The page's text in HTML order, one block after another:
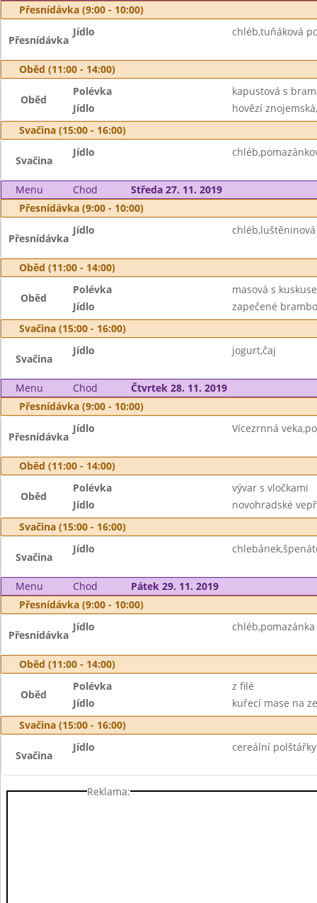
Přesnídávka (9:00 - 10:00)
Přesnídávka
Jídlo chléb,tuňáková
Oběd (11:00 - 14:00)
Oběd
Polévka
kapustová s
Jídlo
hovězí
Svačina (15:00 - 16:00)
Svačina
Jídlo
Menu Chod
Středa 27. 11. 2019
Přesnídávka (9:00 - 10:00)
Přesnídávka
Jídlo
Oběd (11:00 - 14:00)
Oběd
Polévka
masová s
Jídlo
zapečené
Svačina (15:00 - 16:00)
Svačina
Jídlo jogurt,čaj
Menu Chod
Čtvrtek 28. 11. 2019
Přesnídávka (9:00 - 10:00)
Přesnídávka
Jídlo Vícezrnná
Oběd (11:00 - 14:00)
Oběd
Polévka
vývar s vločkami
Jídlo
novohradské
Svačina (15:00 - 16:00)
Svačina
Jídlo
Menu Chod
Pátek 29. 11. 2019
Přesnídávka (9:00 - 10:00)
Přesnídávka
Jídlo
Oběd (11:00 - 14:00)
Oběd
Polévka
z filé
Jídlo
kuřecí mase na
Svačina (15:00 - 16:00)
Svačina
Jídlo cereální
Reklama: